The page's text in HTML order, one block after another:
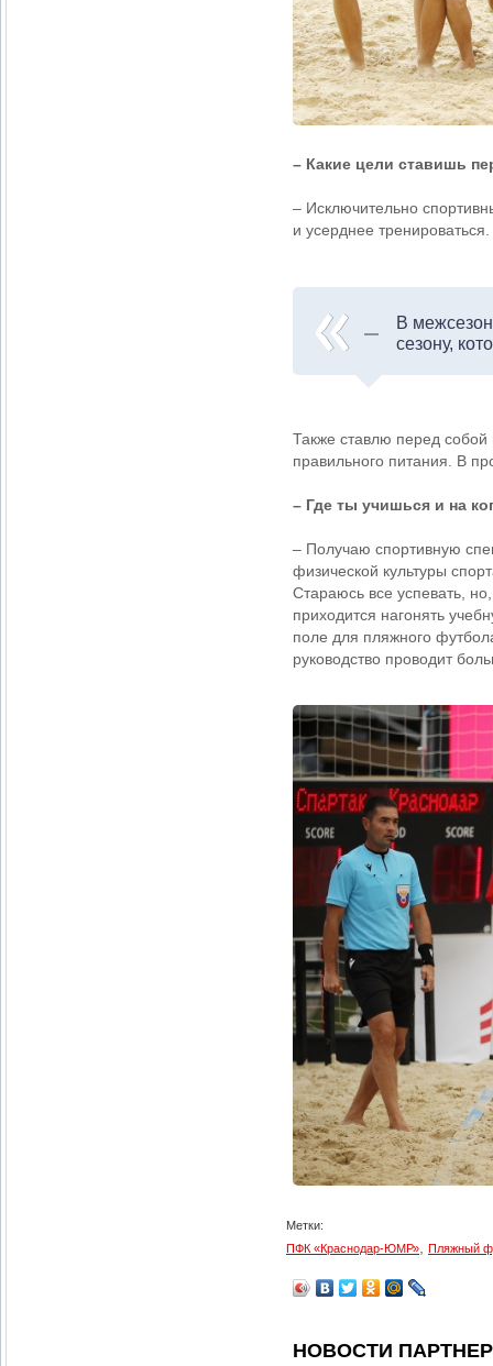
– Какие цели ставишь
– Исключительно
и усерднее тренироваться.
В
сезону,
Также ставлю перед собой
правильного питания. В
– Где ты учишься и на
– Получаю спортивную
физической культуры
Стараюсь все успевать,
приходится нагонять
поле для пляжного
руководство проводит
Метки:
ПФК «Краснодар-ЮМР»
Пляжный
НОВОСТИ